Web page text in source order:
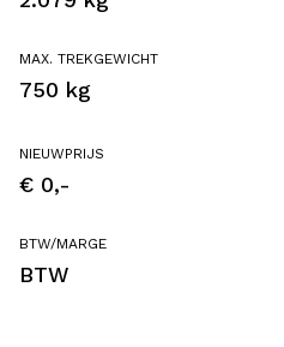
MAX. TREKGEWICHT
750 kg
NIEUWPRIJS
€ 0,-
BTW/MARGE
BTW